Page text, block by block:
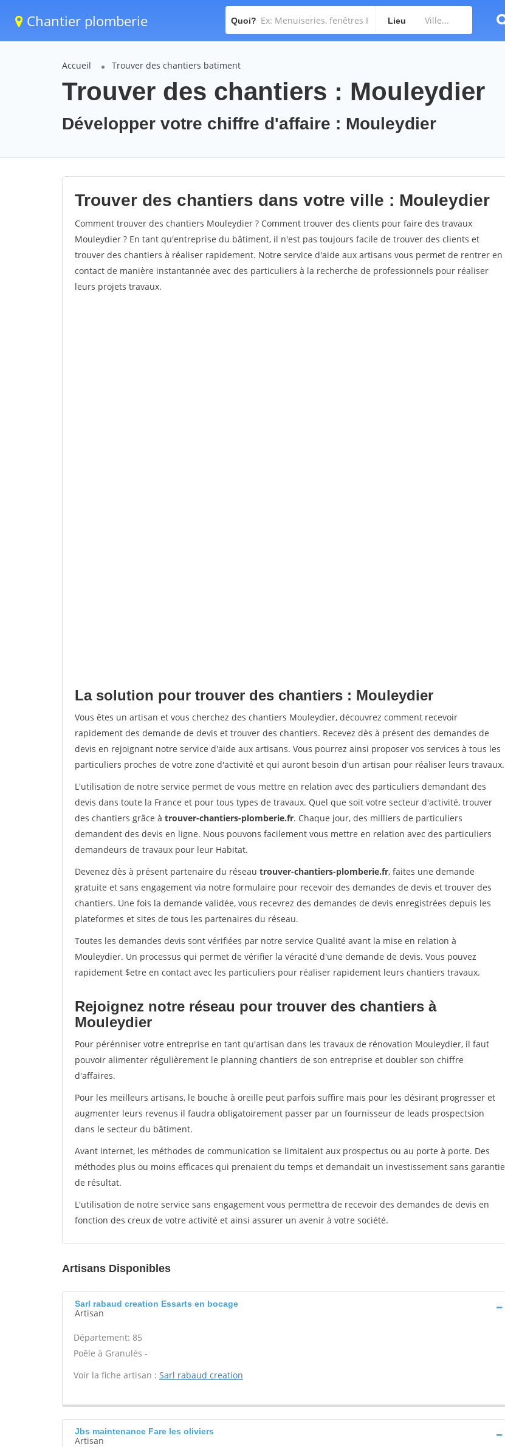
Chantier plomberie Quoi? Lieu
Accueil Trouver des chantiers batiment
Trouver des chantiers : Mouleydier
Développer votre chiffre d'affaire : Mouleydier
Trouver des chantiers dans votre ville : Mouleydier
Comment trouver des chantiers Mouleydier ? Comment trouver des clients pour faire des travaux
Mouleydier ? En tant qu'entreprise du bâtiment, il n'est pas toujours facile de trouver des clients et
trouver des chantiers à réaliser rapidement. Notre service d'aide aux artisans vous permet de rentrer en
contact de manière instantannée avec des particuliers à la recherche de professionnels pour réaliser
leurs projets travaux.
La solution pour trouver des chantiers : Mouleydier
Vous êtes un artisan et vous cherchez des chantiers Mouleydier, découvrez comment recevoir
rapidement des demande de devis et trouver des chantiers. Recevez dès à présent des demandes de
devis en rejoignant notre service d'aide aux artisans. Vous pourrez ainsi proposer vos services à tous les
particuliers proches de votre zone d'activité et qui auront besoin d'un artisan pour réaliser leurs travaux.
L'utilisation de notre service permet de vous mettre en relation avec des particuliers demandant des
devis dans toute la France et pour tous types de travaux. Quel que soit votre secteur d'activité, trouver
des chantiers grâce à trouver-chantiers-plomberie.fr. Chaque jour, des milliers de particuliers
demandent des devis en ligne. Nous pouvons facilement vous mettre en relation avec des particuliers
demandeurs de travaux pour leur Habitat.
Devenez dès à présent partenaire du réseau trouver-chantiers-plomberie.fr, faites une demande
gratuite et sans engagement via notre formulaire pour recevoir des demandes de devis et trouver des
chantiers. Une fois la demande validée, vous recevrez des demandes de devis enregistrées depuis les
plateformes et sites de tous les partenaires du réseau.
Toutes les demandes devis sont vérifiées par notre service Qualité avant la mise en relation à
Mouleydier. Un processus qui permet de vérifier la véracité d'une demande de devis. Vous pouvez
rapidement $etre en contact avec les particuliers pour réaliser rapidement leurs chantiers travaux.
Rejoignez notre réseau pour trouver des chantiers à
Mouleydier
Pour pérénniser votre entreprise en tant qu'artisan dans les travaux de rénovation Mouleydier, il faut
pouvoir alimenter régulièrement le planning chantiers de son entreprise et doubler son chiffre
d'affaires.
Pour les meilleurs artisans, le bouche à oreille peut parfois suffire mais pour les désirant progresser et
augmenter leurs revenus il faudra obligatoirement passer par un fournisseur de leads prospectsion
dans le secteur du bâtiment.
Avant internet, les méthodes de communication se limitaient aux prospectus ou au porte à porte. Des
méthodes plus ou moins efficaces qui prenaient du temps et demandait un investissement sans garantie
de résultat.
L'utilisation de notre service sans engagement vous permettra de recevoir des demandes de devis en
fonction des creux de votre activité et ainsi assurer un avenir à votre société.
Artisans Disponibles
Sarl rabaud creation Essarts en bocage
Artisan
Département: 85
Poêle à Granulés -
Voir la fiche artisan : Sarl rabaud creation
Jbs maintenance Fare les oliviers
Artisan